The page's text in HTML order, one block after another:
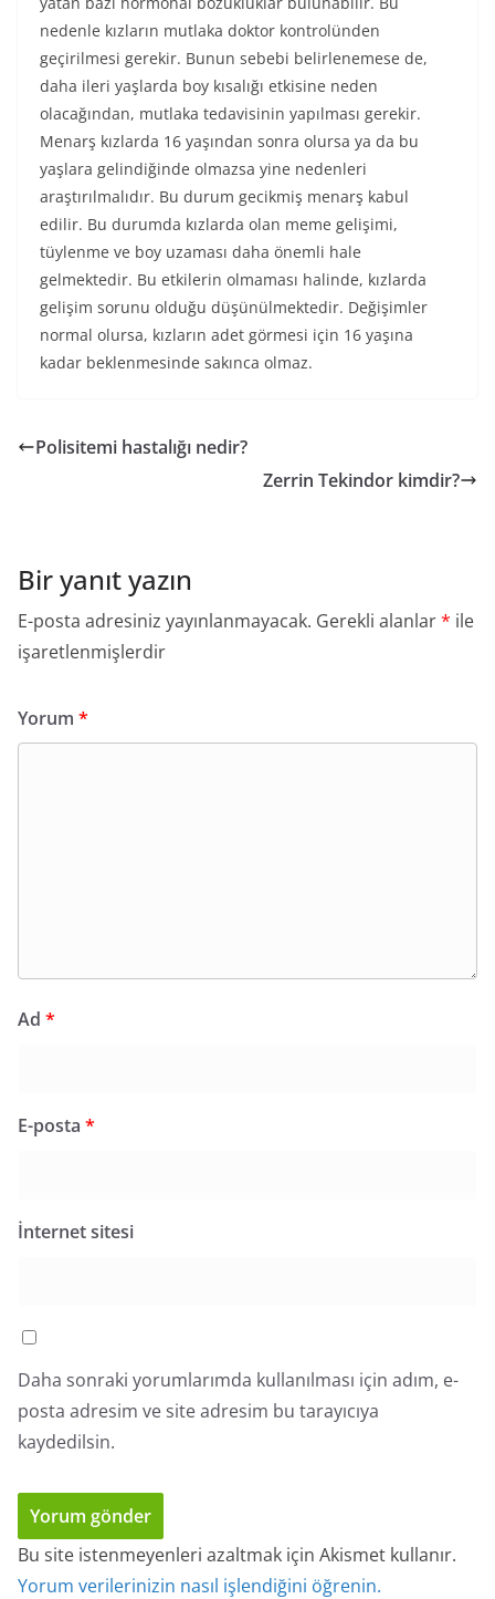
nedenle kızların mutlaka doktor kontrolünden
geçirilmesi gerekir. Bunun sebebi belirlenemese de,
daha ileri yaşlarda boy kısalığı etkisine neden
olacağından, mutlaka tedavisinin yapılması gerekir.
Menarş kızlarda 16 yaşından sonra olursa ya da bu
yaşlara gelindiğinde olmazsa yine nedenleri
araştırılmalıdır. Bu durum gecikmiş menarş kabul
edilir. Bu durumda kızlarda olan meme gelişimi,
tüylenme ve boy uzaması daha önemli hale
gelmektedir. Bu etkilerin olmaması halinde, kızlarda
gelişim sorunu olduğu düşünülmektedir. Değişimler
normal olursa, kızların adet görmesi için 16 yaşına
kadar beklenmesinde sakınca olmaz.
Polisitemi hastalığı nedir?
Zerrin Tekindor kimdir?
Bir yanıt yazın
E-posta adresiniz yayınlanmayacak. Gerekli alanlar* ile
işaretlenmişlerdir
Yorum *
Ad *
E-posta *
İnternet sitesi
Daha sonraki yorumlarımda kullanılması için adım, e-
posta adresim ve site adresim bu tarayıcıya
kaydedilsin.
Bu site istenmeyenleri azaltmak için Akismet kullanır.
Yorum verilerinizin nasıl işlendiğini öğrenin.